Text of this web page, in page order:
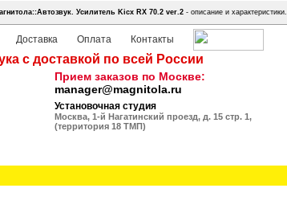
Усилитель Kicx RX 70.2 ver.2- описание и характеристики.
Доставка Оплата Контакты
с доставкой по всей России
Прием заказов по Москве:
manager@magnitola.ru
Установочная студия
Москва, 1-й Нагатинский проезд, д. 15 стр. 1,
(территория 18 ТМП)